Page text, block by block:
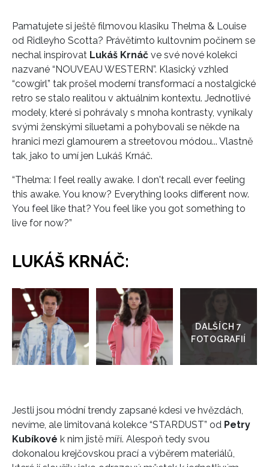
INFORMACE
Pamatujete si ještě filmovou klasiku Thelma & Louise
od Ridleyho Scotta? Právětímto kultovním počinem se
nechal inspirovat Lukáš Krnáč ve své nové kolekci
nazvané “NOUVEAU WESTERN”. Klasický vzhled
“cowgirl” tak prošel moderní transformací a nostalgické
retro se stalo realitou v aktuálním kontextu. Jednotlivé
modely, které si pohrávaly s mnoha kontrasty, vynikaly
svými ženskými siluetami a pohybovali se někde na
hranici mezi glamourem a streetovou módou... Vlastně
tak, jako to umí jen Lukáš Krnáč.
“Thelma: I feel really awake. I don't recall ever feeling
this awake. You know? Everything looks different now.
You feel like that? You feel like you got something to
live for now?”
LUKÁŠ KRNÁČ:
Přejít
do
galerie
Jestli jsou módní trendy zapsané kdesi ve hvězdách,
nevíme, ale limitovaná kolekce “STARDUST” od Petry
Kubíkové k nim jistě míří. Alespoň tedy svou
dokonalou krejčovskou prací a výběrem materiálů,